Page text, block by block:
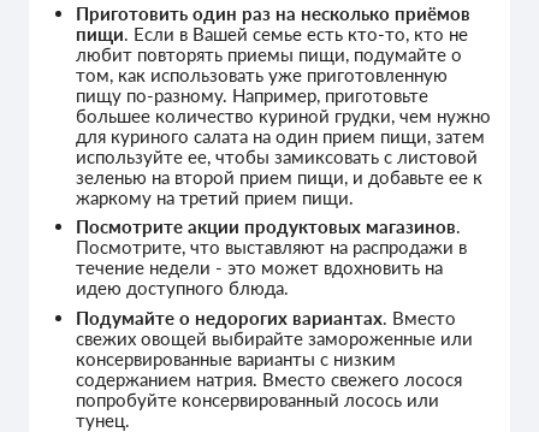
Приготовить один раз на несколько приёмов
пищи. Если в Вашей семье есть кто-то, кто не
любит повторять приемы пищи, подумайте о
том, как использовать уже приготовленную
пищу по-разному. Например, приготовьте
большее количество куриной грудки, чем нужно
для куриного салата на один прием пищи, затем
используйте ее, чтобы замиксовать с листовой
зеленью на второй прием пищи, и добавьте ее к
жаркому на третий прием пищи.
Посмотрите акции продуктовых магазинов.
Посмотрите, что выставляют на распродажи в
течение недели - это может вдохновить на
идею доступного блюда.
Подумайте о недорогих вариантах. Вместо
свежих овощей выбирайте замороженные или
консервированные варианты с низким
содержанием натрия. Вместо свежего лосося
попробуйте консервированный лосось или
тунец.